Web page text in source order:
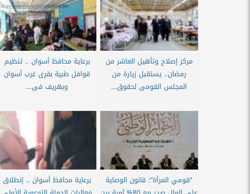
مركز إصلاح وتأهيل العاشر من
رمضان.. يستقبل زيارة من
المجلس القومى لحقوق...
برعاية محافظ أسوان .. تنظيم
قوافل طبية بقرى غرب أسوان
وبهريف فى...
”قومي المرأة”: قانون الوصاية
برعاية محافظ أسوان .. إنطلاق